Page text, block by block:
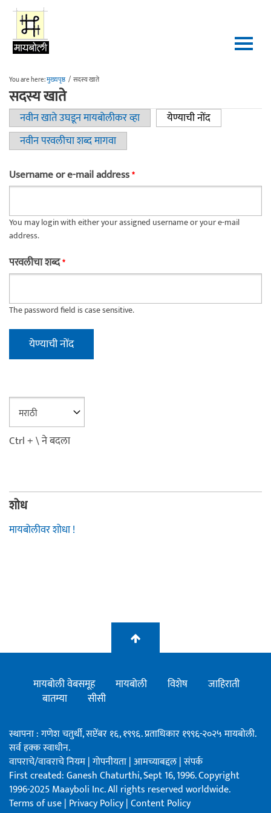
Skip to main content
You are here:मुख्यपृष्ठ / सदस्य खाते
सदस्य खाते
Primary tabs
नवीन खाते उघडून मायबोलीकर व्हा येण्याची नोंद(active tab)
नवीन परवलीचा शब्द मागवा
Username or e-mail address*
You may login with either your assigned username or your e-mail
address.
परवलीचा शब्द*
The password field is case sensitive.
Ctrl + \ ने बदला
शोध
मायबोलीवर शोधा !
मायबोली वेबसमूह मायबोली विशेष
जाहिराती
बातम्या
सीसी
स्थापना : गणेश चतुर्थी, सप्टेंबर १६, १९९६. प्रताधिकार १९९६-२०२५ मायबोली.
सर्व हक्क स्वाधीन.
वापराचे/वावराचे नियम|गोपनीयता|आमच्याबद्दल|संपर्क
First created: Ganesh Chaturthi, Sept 16, 1996. Copyright
1996-2025 Maayboli Inc. All rights reserved worldwide.
Terms of use| Privacy Policy|Content Policy